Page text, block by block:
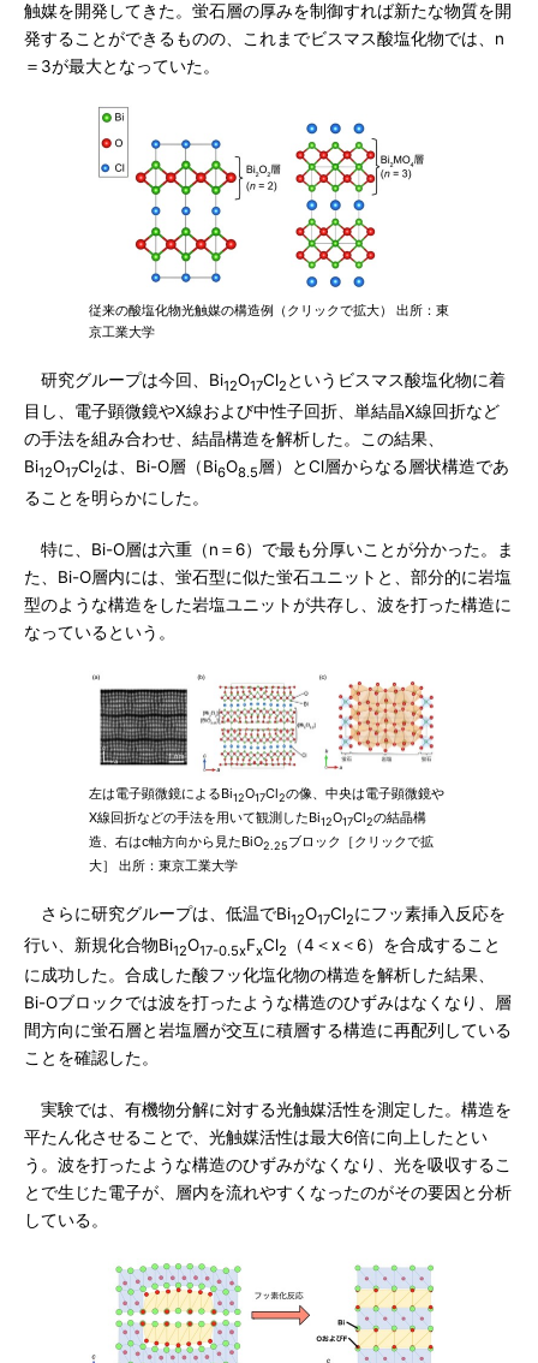
触媒を開発してきた。蛍石層の厚みを制御すれば新たな物質を開
発することができるものの、これまでビスマス酸塩化物では、n
＝3が最大となっていた。
従来の酸塩化物光触媒の構造例（クリックで拡大） 出所：東
京工業大学
研究グループは今回、Bi12O17Cl2 というビスマス酸塩化物に着
目し、電子顕微鏡やX線および中性子回折、単結晶X線回折など
の手法を組み合わせ、結晶構造を解析した。この結果、
Bi12O17Cl2は、Bi-O層（Bi6O8.5 層）とCl層からなる層状構造であ
ることを明らかにした。
特に、Bi-O層は六重（n＝6）で最も分厚いことが分かった。ま
た、Bi-O層内には、蛍石型に似た蛍石ユニットと、部分的に岩塩
型のような構造をした岩塩ユニットが共存し、波を打った構造に
なっているという。
左は電子顕微鏡によるBi12O17Cl2の像、中央は電子顕微鏡や
X線回折などの手法を用いて観測したBi12O17Cl2の結晶構
造、右はc軸方向から見たBiO2.25ブロック［クリックで拡
大］ 出所：東京工業大学
さらに研究グループは、低温でBi12O17Cl2にフッ素挿入反応を
行い、新規化合物Bi12O17-0.5xFxCl2
（4＜x＜6）を合成すること
に成功した。合成した酸フッ化塩化物の構造を解析した結果、
Bi-Oブロックでは波を打ったような構造のひずみはなくなり、層
間方向に蛍石層と岩塩層が交互に積層する構造に再配列している
ことを確認した。
実験では、有機物分解に対する光触媒活性を測定した。構造を
平たん化させることで、光触媒活性は最大6倍に向上したとい
う。波を打ったような構造のひずみがなくなり、光を吸収するこ
とで生じた電子が、層内を流れやすくなったのがその要因と分析
している。